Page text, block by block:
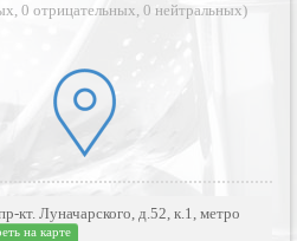
, 0 отрицательных, 0 нейтральных)
кт. Луначарского, д.52, к.1, метро
на карте